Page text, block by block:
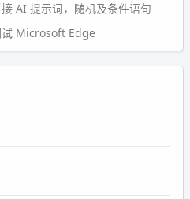
接 AI 提示词，随机及条件语句
试 Microsoft Edge